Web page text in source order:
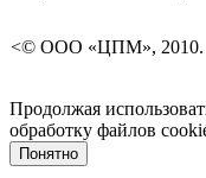
<© ООО «ЦПМ», 2010.
Продолжая
обработку файлов
Понятно